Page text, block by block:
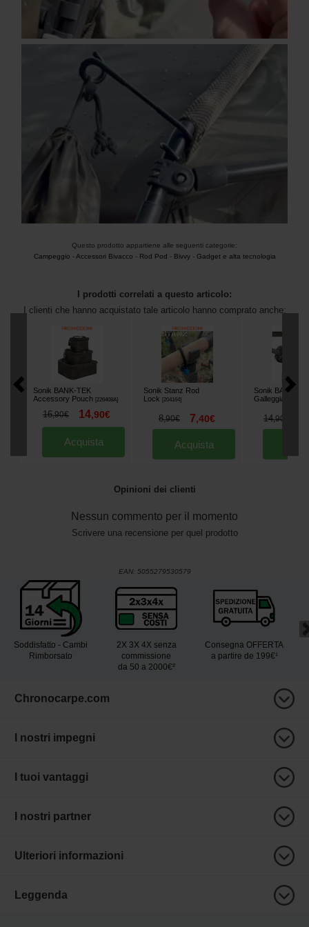
Questo prodotto appartiene alle seguenti categorie:
Campeggio -Accessori Bivacco - Rod Pod - Bivvy- Gadget e alta tecnologia
I prodotti correlati a questo articolo:
I clienti che hanno acquistato tale articolo hanno comprato anche:
Sonik BANK-TEK
Accessory Pouch [226408A]
16,90€ 14,90€
Acquista
Sonik Stanz Rod
Lock
[204164]
8,90€ 7,40€
Acquista
Sonik BANK-
Galleggiante
14,90
Opinioni dei clienti
Nessun commento per il momento
Scrivere una recensione per quel prodotto
EAN: 5055279530579
Soddisfatto - Cambi
Rimborsato
2X 3X 4X senza
commissione
da 50 a 2000€²
Consegna OFFERTA
a partire de 199€¹
Chronocarpe.com
I nostri impegni
I tuoi vantaggi
I nostri partner
Ulteriori informazioni
Leggenda